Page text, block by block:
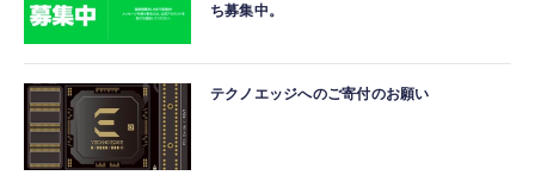
ち募集中。
テクノエッジへのご寄付のお願い